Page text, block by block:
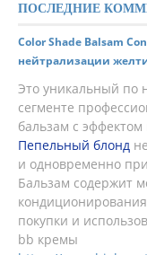
ПОСЛЕДНИЕ
Color Shade Balsam
нейтрализации
Это уникальный по
сегменте
бальзам с
Пепельный блонд
и одновременно
Бальзам содержит
покупки и
bb кремы